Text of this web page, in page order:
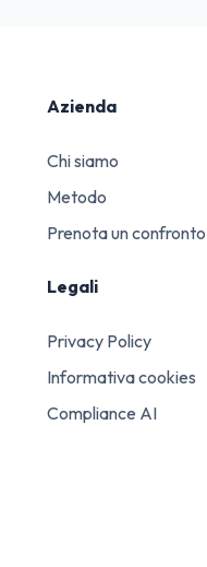
Azienda
Chi siamo
Metodo
Prenota un
Legali
Privacy Policy
Informativa cookies
Compliance AI